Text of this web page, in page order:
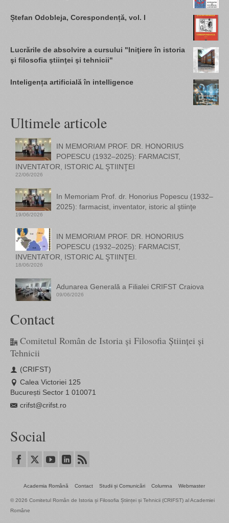
Ștefan Odobleja, Corespondență, vol. I
Lucrările de absolvire a cursului "Iniţiere în istoria
şi filosofia ştiinţei şi tehnicii"
Inteligența artificială în intelligence
Ultimele articole
IN MEMORIAM PROF. DR. HONORIUS
POPESCU (1932–2025): FARMACIST,
INVENTATOR, ISTORIC AL ŞTIINŢEI
22/06/2026
In Memoriam Prof. dr. Honorius Popescu (1932–
2025): farmacist, inventator, istoric al ştiinţe
19/06/2026
IN MEMORIAM PROF. DR. HONORIUS
POPESCU (1932–2025): FARMACIST,
INVENTATOR, ISTORIC AL ŞTIINŢEI.
18/06/2026
Adunarea Generală a Filialei CRIFST Craiova
09/06/2026
Contact
Comitetul Român de Istoria și Filosofia Științei și
Tehnicii
(CRIFST)
Calea Victoriei 125
București Sector 1 010071
crifst@crifst.ro
Social
Academia Română Contact Studii și Comunicări Columna Webmaster
© 2026 Comitetul Român de Istoria și Filosofia Științei și Tehnicii (CRIFST) al Academiei
Române